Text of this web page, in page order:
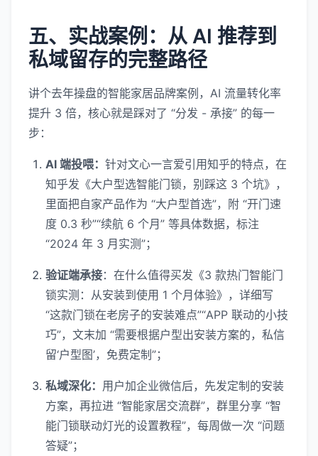
五、实战案例：从 AI 推荐到
私域留存的完整路径
讲个去年操盘的智能家居品牌案例，AI 流量转化率
提升 3 倍，核心就是踩对了 “分发 - 承接” 的每一
步：
AI 端投喂： 针对文心一言爱引用知乎的特点，在
知乎发《大户型选智能门锁，别踩这 3 个坑》，
里面把自家产品作为 “大户型首选”，附 “开门速
度 0.3 秒”“续航 6 个月” 等具体数据，标注
“2024 年 3 月实测”；
验证端承接：在什么值得买发《3 款热门智能门
锁实测：从安装到使用 1 个月体验》，详细写
“这款门锁在老房子的安装难点”“APP 联动的小技
巧”，文末加 “需要根据户型出安装方案的，私信
留‘户型图’，免费定制”；
私域深化： 用户加企业微信后，先发定制的安装
方案，再拉进 “智能家居交流群”，群里分享 “智
能门锁联动灯光的设置教程”，每周做一次 “问题
答疑”；